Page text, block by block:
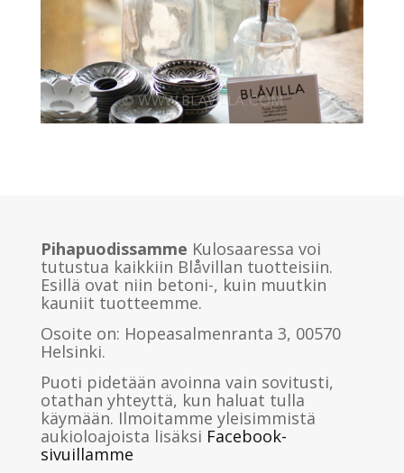
Pihapuodissamme Kulosaaressa voi
tutustua kaikkiin Blåvillan tuotteisiin.
Esillä ovat niin betoni-, kuin muutkin
kauniit tuotteemme.
Osoite on: Hopeasalmenranta 3, 00570
Helsinki.
Puoti pidetään avoinna vain sovitusti,
otathan yhteyttä, kun haluat tulla
käymään. Ilmoitamme yleisimmistä
aukioloajoista lisäksi Facebook-
sivuillamme